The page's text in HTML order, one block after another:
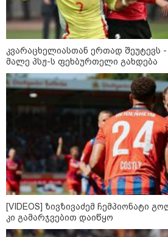
13:15 / 08-08-2026
უძველესი სენი და
ერთდროულად კეთრს და
ინფექციას ებრძვიან - რა
და რამდენად სახიფათოა
10:17 / 09-
რუსებმა
და
ხარკოვის
კვარაცხელიასთან ერთად შეუტევს
მალე პსჟ-ს ფეხბურთელი გახდება
[VIDEOS] ზივზივაძემ ჩემპიონატი
კი გამარჯვებით დაიწყო